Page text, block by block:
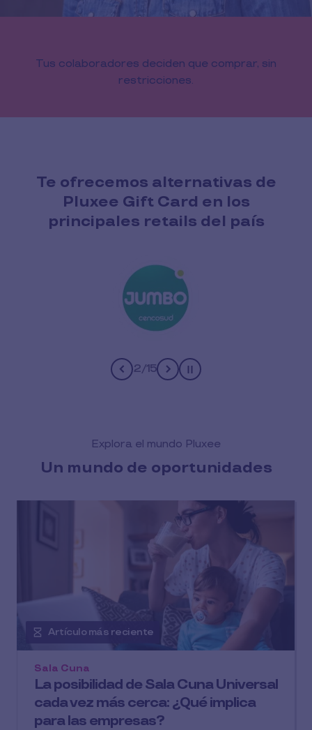
Tus colaboradores deciden que comprar, sin
restricciones.
Te ofrecemos alternativas de
Pluxee Gift Card en los
principales retails del país
3/15
Explora el mundo Pluxee
Un mundo de oportunidades
Artículo más reciente
La posibilidad de Sala Cuna Universal
cada vez más cerca: ¿Qué implica
para las empresas?
Sala Cuna